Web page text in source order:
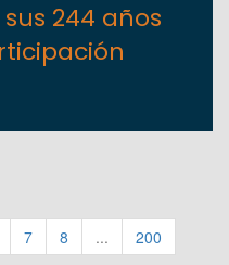
244 años
7 8 ...
200